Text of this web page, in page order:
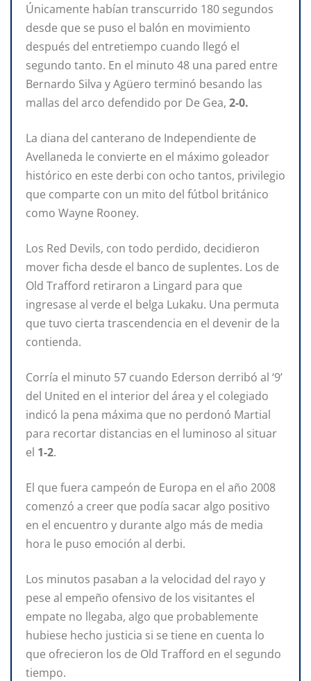
Únicamente habían transcurrido 180 segundos
desde que se puso el balón en movimiento
después del entretiempo cuando llegó el
segundo tanto. En el minuto 48 una pared entre
Bernardo Silva y Agüero terminó besando las
mallas del arco defendido por De Gea, 2-0.
La diana del canterano de Independiente de
Avellaneda le convierte en el máximo goleador
histórico en este derbi con ocho tantos, privilegio
que comparte con un mito del fútbol británico
como Wayne Rooney.
Los Red Devils, con todo perdido, decidieron
mover ficha desde el banco de suplentes. Los de
Old Trafford retiraron a Lingard para que
ingresase al verde el belga Lukaku. Una permuta
que tuvo cierta trascendencia en el devenir de la
contienda.
Corría el minuto 57 cuando Ederson derribó al ‘9’
del United en el interior del área y el colegiado
indicó la pena máxima que no perdonó Martial
para recortar distancias en el luminoso al situar
el 1-2.
El que fuera campeón de Europa en el año 2008
comenzó a creer que podía sacar algo positivo
en el encuentro y durante algo más de media
hora le puso emoción al derbi.
Los minutos pasaban a la velocidad del rayo y
pese al empeño ofensivo de los visitantes el
empate no llegaba, algo que probablemente
hubiese hecho justicia si se tiene en cuenta lo
que ofrecieron los de Old Trafford en el segundo
tiempo.